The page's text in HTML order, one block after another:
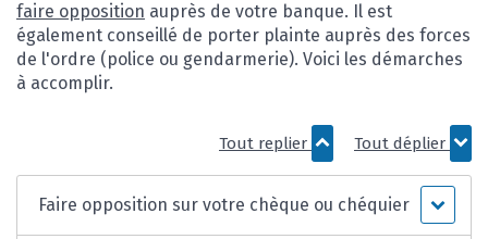
faire opposition auprès de votre banque. Il est
également conseillé de porter plainte auprès des forces
de l'ordre (police ou gendarmerie). Voici les démarches
à accomplir.
Tout replier Tout déplier
Faire opposition sur votre chèque ou chéquier